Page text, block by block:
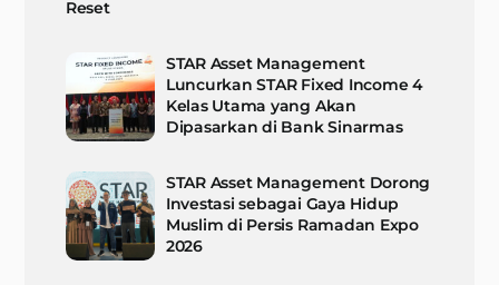
Reset
STAR Asset Management
Luncurkan STAR Fixed Income 4
Kelas Utama yang Akan
Dipasarkan di Bank Sinarmas
STAR Asset Management Dorong
Investasi sebagai Gaya Hidup
Muslim di Persis Ramadan Expo
2026